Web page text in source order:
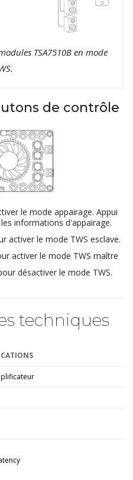
TSA7510B en mode
de contrôle
le mode appairage. Appui
informations d'appairage.
activer le mode TWS esclave.
activer le mode TWS maître
désactiver le mode TWS.
techniques